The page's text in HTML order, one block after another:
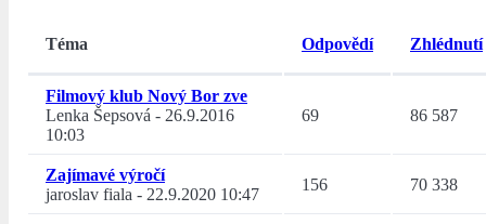
Téma Odpovědí Zhlédnutí
Filmový klub Nový Bor zve
Lenka Šepsová - 26.9.2016
10:03
69 86 587
Zajímavé výročí
jaroslav fiala - 22.9.2020 10:47
156 70 338